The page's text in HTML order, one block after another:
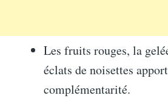
Les fruits rouges, la
éclats de noisettes
complémentarité.